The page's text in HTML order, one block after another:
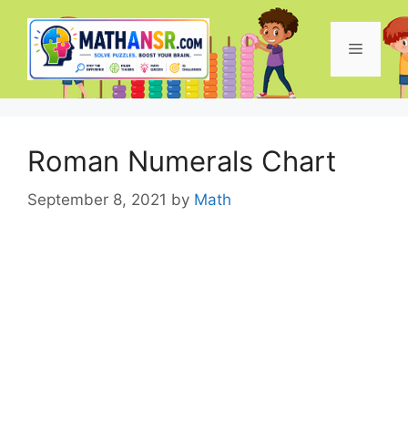
content
Menu
Roman Numerals Chart
September 8, 2021 by Math